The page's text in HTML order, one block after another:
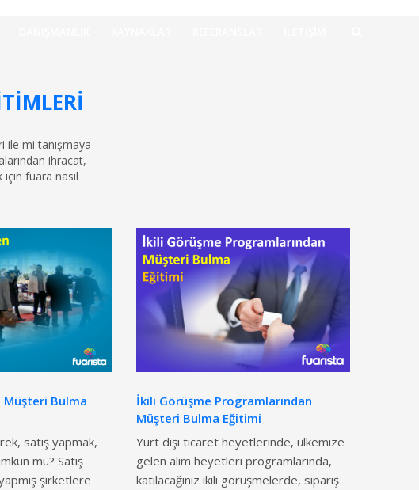
ile mi tanışmaya
ihracat,
fuara nasıl
Bulma
satış yapmak,
mü? Satış
şirketlere
İkili Görüşme Programlarından
Müşteri Bulma Eğitimi
Yurt dışı ticaret heyetlerinde, ülkemize
gelen alım heyetleri programlarında,
katılacağınız ikili görüşmelerde, sipariş